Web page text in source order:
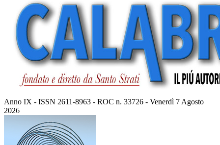
Anno IX - ISSN 2611-8963 - ROC n. 33726 - Venerdì 7 Agosto
2026